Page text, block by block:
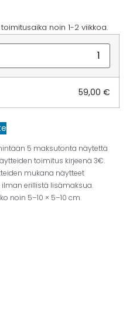
noin 1-2 viikkoa.
59,00€
5 maksutonta näytettä
toimitus kirjeenä 3€.
mukana näytteet
erillistä lisämaksua.
noin 5–10 × 5–10 cm.